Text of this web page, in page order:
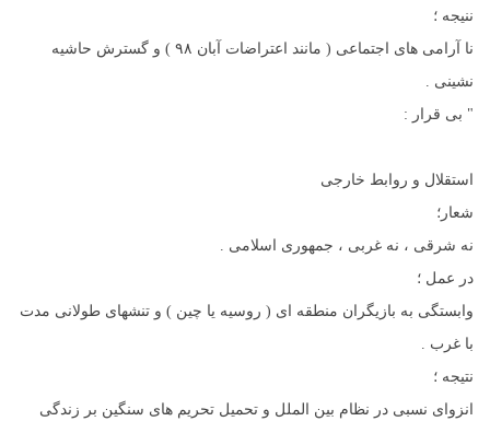
ننیجه ؛
نا آرامی های اجتماعی ( مانند اعتراضات آبان ۹۸ ) و گسترش حاشیه
نشینی .
" بی قرار :
استقلال و روابط خارجی
شعار؛
نه شرقی ، نه غربی ، جمهوری اسلامی .
در عمل ؛
وابستگی به بازیگران منطقه ای ( روسیه یا چین ) و تنشهای طولانی مدت
با غرب .
نتیجه ؛
انزوای نسبی در نظام بین الملل و تحمیل تحریم های سنگین بر زندگی